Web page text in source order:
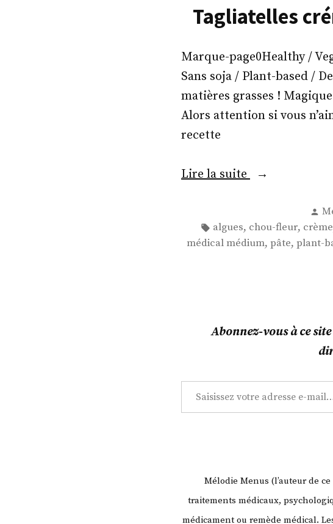
radis
et
pois
! »
Tagliatelles
Marque-page0Healthy /
Sans soja / Plant-based /
matières grasses !
Alors attention si vous
recette
Lire la suite « Tagliatelles
la
mer
! »
Étiquettes :
algues, chou-fleur, crème
médical médium, pâte, plant-
Abonnez-vous à ce
Saisissez votre adresse e-mail…
Mélodie Menus (l’auteur de
traitements médicaux,
médicament ou remède médical.